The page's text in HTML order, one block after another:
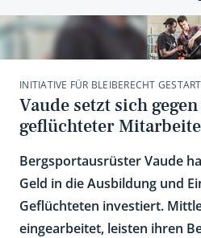
INITIATIVE FÜR BLEIBERECHT
Vaude setzt sich
geflüchteter
Bergsportausrüster Vaude
Geld in die Ausbildung und
Geflüchteten investiert.
eingearbeitet, leisten ihren